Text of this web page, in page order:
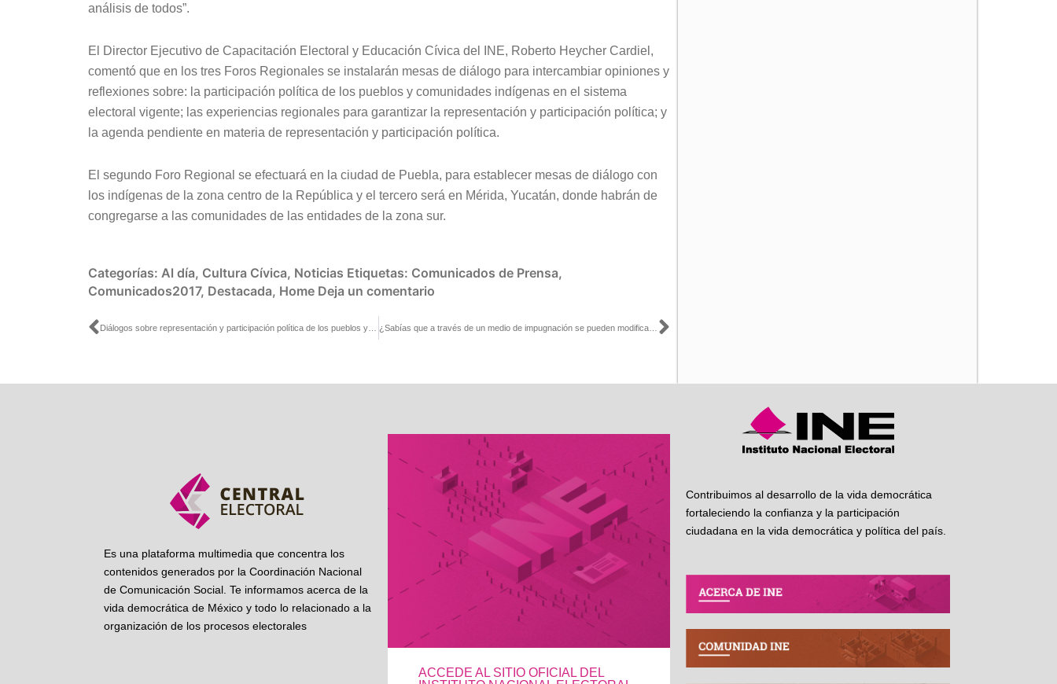
análisis de todos”.
El Director Ejecutivo de Capacitación Electoral y Educación Cívica del INE, Roberto Heycher Cardiel,
comentó que en los tres Foros Regionales se instalarán mesas de diálogo para intercambiar opiniones y
reflexiones sobre: la participación política de los pueblos y comunidades indígenas en el sistema
electoral vigente; las experiencias regionales para garantizar la representación y participación política; y
la agenda pendiente en materia de representación y participación política.
El segundo Foro Regional se efectuará en la ciudad de Puebla, para establecer mesas de diálogo con
los indígenas de la zona centro de la República y el tercero será en Mérida, Yucatán, donde habrán de
congregarse a las comunidades de las entidades de la zona sur.
Categorías: Al día, Cultura Cívica, Noticias Etiquetas: Comunicados de Prensa,
Comunicados2017, Destacada, Home Deja un comentario
Ant Siguiente
Es una plataforma multimedia que concentra los
contenidos generados por la Coordinación Nacional
de Comunicación Social. Te informamos acerca de la
vida democrática de México y todo lo relacionado a la
organización de los procesos electorales
ACCEDE AL SITIO OFICIAL DEL
Contribuimos al desarrollo de la vida democrática
fortaleciendo la confianza y la participación
ciudadana en la vida democrática y política del país.